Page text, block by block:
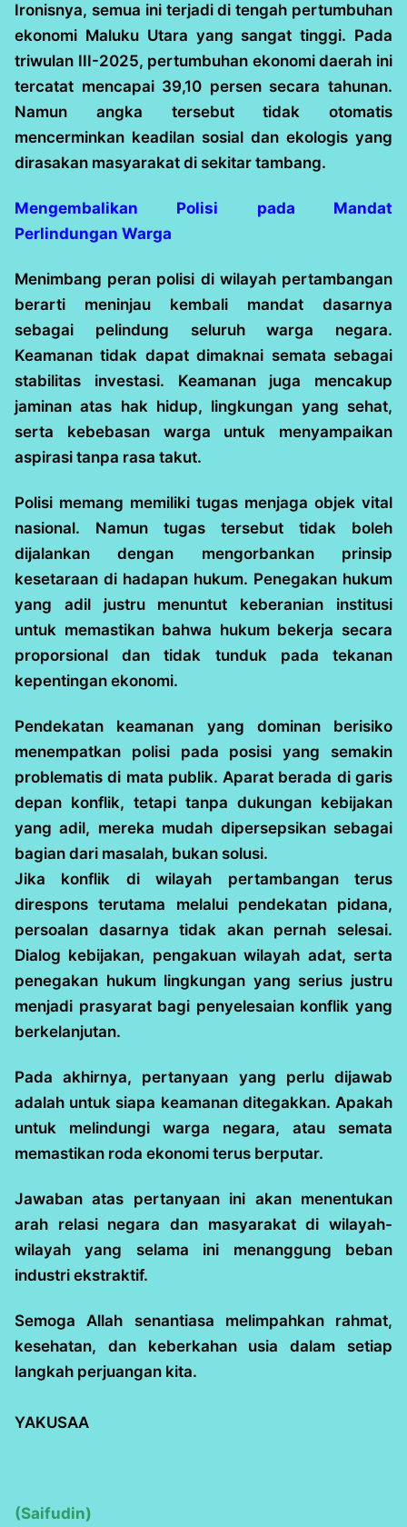
Ironisnya, semua ini terjadi di tengah pertumbuhan
ekonomi Maluku Utara yang sangat tinggi. Pada
triwulan III-2025, pertumbuhan ekonomi daerah ini
tercatat mencapai 39,10 persen secara tahunan.
Namun angka tersebut tidak otomatis
mencerminkan keadilan sosial dan ekologis yang
dirasakan masyarakat di sekitar tambang.
Mengembalikan Polisi pada Mandat
Perlindungan Warga
Menimbang peran polisi di wilayah pertambangan
berarti meninjau kembali mandat dasarnya
sebagai pelindung seluruh warga negara.
Keamanan tidak dapat dimaknai semata sebagai
stabilitas investasi. Keamanan juga mencakup
jaminan atas hak hidup, lingkungan yang sehat,
serta kebebasan warga untuk menyampaikan
aspirasi tanpa rasa takut.
Polisi memang memiliki tugas menjaga objek vital
nasional. Namun tugas tersebut tidak boleh
dijalankan dengan mengorbankan prinsip
kesetaraan di hadapan hukum. Penegakan hukum
yang adil justru menuntut keberanian institusi
untuk memastikan bahwa hukum bekerja secara
proporsional dan tidak tunduk pada tekanan
kepentingan ekonomi.
Pendekatan keamanan yang dominan berisiko
menempatkan polisi pada posisi yang semakin
problematis di mata publik. Aparat berada di garis
depan konflik, tetapi tanpa dukungan kebijakan
yang adil, mereka mudah dipersepsikan sebagai
bagian dari masalah, bukan solusi.
Jika konflik di wilayah pertambangan terus
direspons terutama melalui pendekatan pidana,
persoalan dasarnya tidak akan pernah selesai.
Dialog kebijakan, pengakuan wilayah adat, serta
penegakan hukum lingkungan yang serius justru
menjadi prasyarat bagi penyelesaian konflik yang
berkelanjutan.
Pada akhirnya, pertanyaan yang perlu dijawab
adalah untuk siapa keamanan ditegakkan. Apakah
untuk melindungi warga negara, atau semata
memastikan roda ekonomi terus berputar.
Jawaban atas pertanyaan ini akan menentukan
arah relasi negara dan masyarakat di wilayah-
wilayah yang selama ini menanggung beban
industri ekstraktif.
Semoga Allah senantiasa melimpahkan rahmat,
kesehatan, dan keberkahan usia dalam setiap
langkah perjuangan kita.
‎YAKUSAA
(Saifudin)